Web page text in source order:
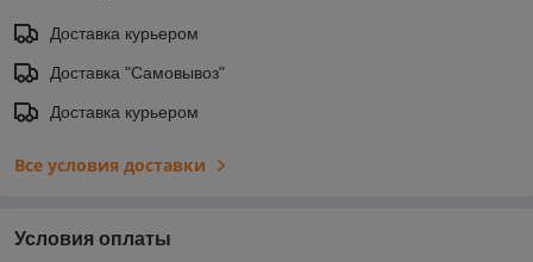
Доставка курьером
Доставка "Самовывоз"
Доставка курьером
Все условия доставки
Условия оплаты